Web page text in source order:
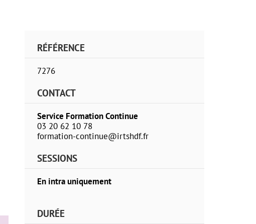
RÉFÉRENCE
7276
CONTACT
Service Formation Continue
03 20 62 10 78
formation-continue@irtshdf.fr
SESSIONS
En intra uniquement
DURÉE